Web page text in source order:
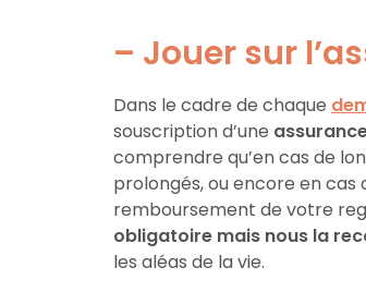
– Jouer sur
Dans le cadre de chaque
souscription d’une
comprendre qu’en cas de
prolongés, ou encore en cas
remboursement de votre
obligatoire mais nous la
les aléas de la vie.